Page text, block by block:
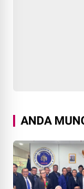
ANDA